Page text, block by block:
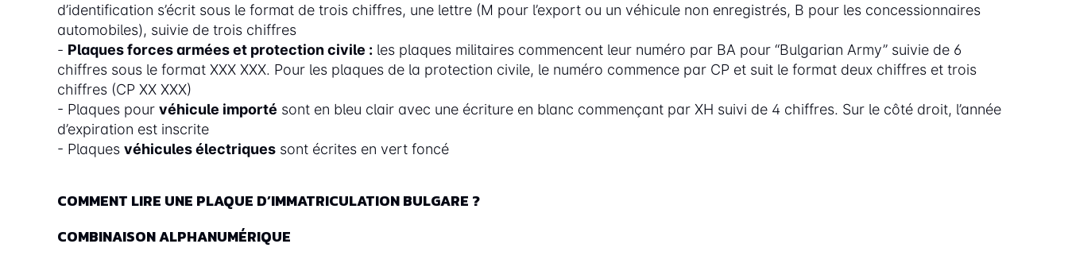
d’identification s’écrit sous le format de trois chiffres, une lettre (M pour l’export ou un véhicule non enregistrés, B pour les concessionnaires
automobiles), suivie de trois chiffres
- Plaques forces armées et protection civile : les plaques militaires commencent leur numéro par BA pour “Bulgarian Army” suivie de 6
chiffres sous le format XXX XXX. Pour les plaques de la protection civile, le numéro commence par CP et suit le format deux chiffres et trois
chiffres (CP XX XXX)
- Plaques pour véhicule importé sont en bleu clair avec une écriture en blanc commençant par XH suivi de 4 chiffres. Sur le côté droit, l’année
d’expiration est inscrite
- Plaques véhicules électriques sont écrites en vert foncé
COMMENT LIRE UNE PLAQUE D’IMMATRICULATION BULGARE ?
COMBINAISON ALPHANUMÉRIQUE